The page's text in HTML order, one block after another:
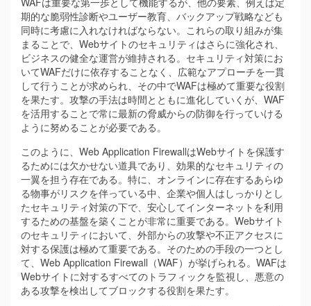
期的な脆弱性診断やユーザー教育、バックアップ戦略なども
同時に考慮に入れなければならない。これらの取り組みが集
まることで、Webサイトのセキュリティはさらに強化され、
ビジネスの健全な運営が維持される。セキュリティ対策にお
いてWAFだけに依存することなく、広範なアプローチを一貫
して行うことが求められ、その中でWAFは極めて重要な役割
を果たす。攻撃の手法は時間とともに進化していくが、WAF
を活用することで常に最新の脅威からの防御を行っていける
ように努めることが必要である。
このように、Web Application FirewallはWebサイトを保護す
るためには欠かせない道具であり、効果的なセキュリティの
一翼を担う存在である。特に、オンラインに存在するあらゆ
る物事がリスクを伴っている中、企業や個人はしっかりとし
たセキュリティ対策の下で、安心してインターネットを利用
するための基盤を築くことが非常に重要である。Webサイト
のセキュリティにおいて、外部からの攻撃や不正アクセスに
対する保護は極めて重要である。そのための手段の一つとし
て、Web Application Firewall（WAF）が挙げられる。WAFは
Webサイトに対するすべてのトラフィックを監視し、悪意の
ある攻撃を検出してブロックする役割を果たす。